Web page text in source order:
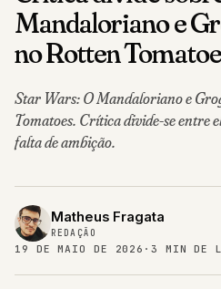
Mandaloriano e
no Rotten
Star Wars: O Mandaloriano e
Tomatoes. Crítica divide-se entre
falta de ambição.
Matheus Fragata
REDAÇÃO
19 DE MAIO DE 2026 ·3 MIN DE